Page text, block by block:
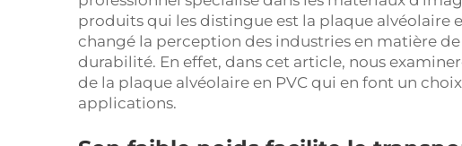
produits qui les distingue est la plaque alvéolaire
changé la perception des industries en matière
durabilité. En effet, dans cet article, nous
de la plaque alvéolaire en PVC qui en font un
applications.